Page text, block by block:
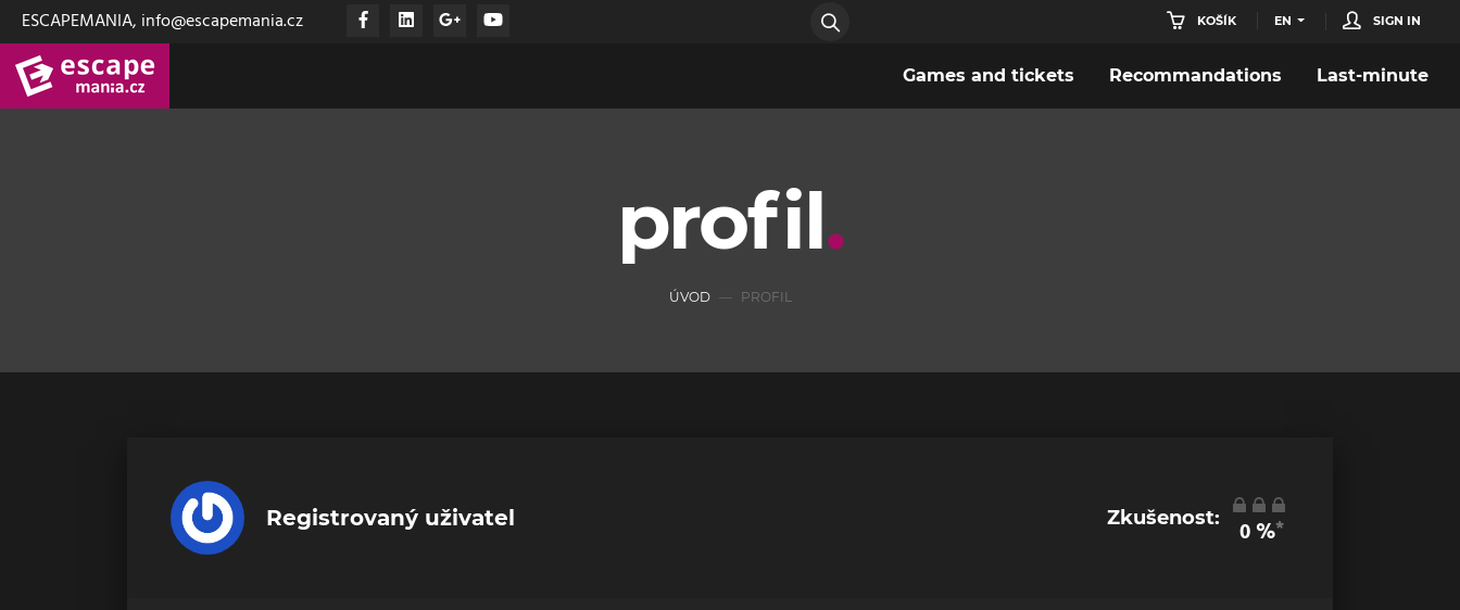
ESCAPEMANIA, info@escapemania.cz KOŠÍK EN SIGN IN
Games and tickets Recommandations Last-minute
profil
ÚVOD PROFIL
Registrovaný uživatel Zkušenost: 0%*